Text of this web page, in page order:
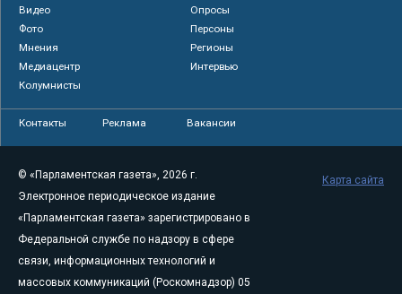
Видео
Опросы
Фото
Персоны
Мнения
Регионы
Медиацентр
Интервью
Колумнисты
Контакты Реклама Вакансии
© «Парламентская газета», 2026 г.
Электронное периодическое издание
«Парламентская газета» зарегистрировано в
Федеральной службе по надзору в сфере
связи, информационных технологий и
массовых коммуникаций (Роскомнадзор) 05
Карта сайта